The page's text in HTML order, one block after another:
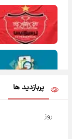
پربازدید ها
روز